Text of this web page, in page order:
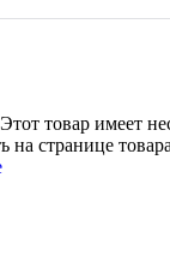
Этот товар имеет
странице